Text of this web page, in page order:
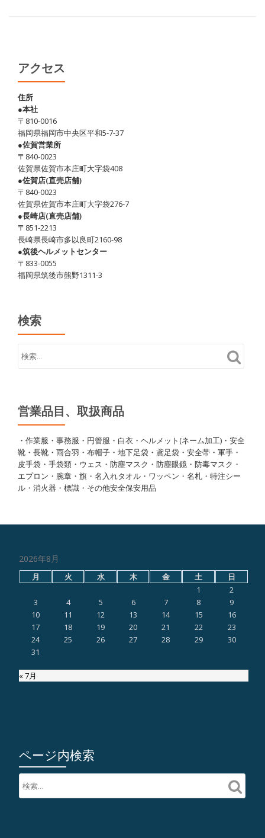
アクセス
住所
●本社
〒810-0016
福岡県福岡市中央区平和5-7-37
●佐賀営業所
〒840-0023
佐賀県佐賀市本庄町大字袋408
●佐賀店(直売店舗)
〒840-0023
佐賀県佐賀市本庄町大字袋276-7
●長崎店(直売店舗)
〒851-2213
長崎県長崎市多以良町2160-98
●筑後ヘルメットセンター
〒833-0055
福岡県筑後市熊野1311-3
検索
営業品目、取扱商品
・作業服・事務服・円管服・白衣・ヘルメット(ネーム加工)・安全
靴・長靴・雨合羽・布帽子・地下足袋・鳶足袋・安全帯・軍手・
皮手袋・手袋類・ウェス・防塵マスク・防塵眼鏡・防毒マスク・
エプロン・腕章・旗・名入れタオル・ワッペン・名札・特注シー
ル・消火器・標識・その他安全保安用品
2026年8月
月 火 水 木 金 土
日
1
2
3
4 5 6 7 8
9
10
11 12 13 14 15
16
17
18 19 20 21 22
23
24
25 26 27 28 29
30
31
« 7月
ページ内検索